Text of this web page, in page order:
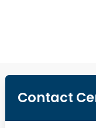
Contact